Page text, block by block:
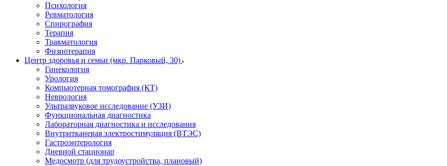
Психология
Ревматология
Спирография
Терапия
Травматология
Физиотерапия
Центр здоровья и семьи (мкр. Парковый, 30)
Гинекология
Урология
Компьютерная томография (КТ)
Неврология
Ультразвуковое исследование (УЗИ)
Функциональная диагностика
Лабораторная диагностика и исследования
Внутритканевая электростимуляция (ВТЭС)
Гастроэнтерология
Дневной стационар
Медосмотр (для трудоустройства, плановый)